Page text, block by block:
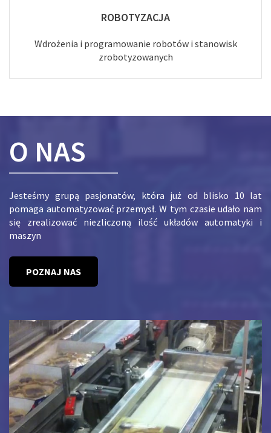
ROBOTYZACJA
Wdrożenia i programowanie robotów i stanowisk
zrobotyzowanych
O NAS
Jesteśmy grupą pasjonatów, która już od blisko 10 lat
pomaga automatyzować przemysł. W tym czasie udało nam
się zrealizować niezliczoną ilość układów automatyki i
maszyn
POZNAJ NAS